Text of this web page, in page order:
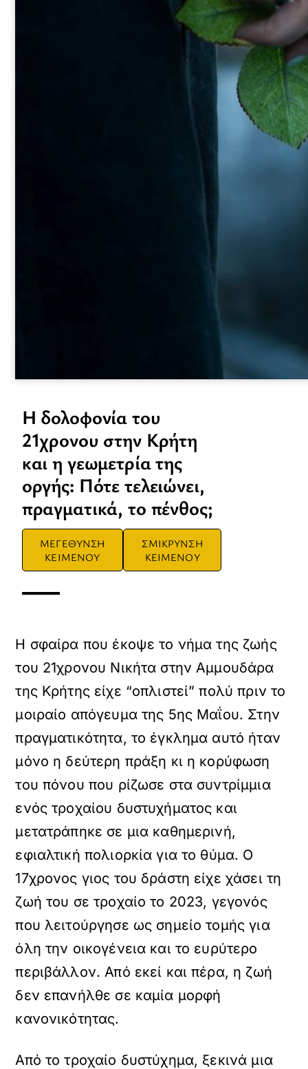
H δολοφονία του
21χρονου στην Κρήτη
και η γεωμετρία της
οργής: Πότε τελειώνει,
πραγματικά, το πένθος;
ΜΕΓΕΘΥΝΣΗ
ΚΕΙΜΕΝΟΥ
ΣΜΙΚΡΥΝΣΗ
ΚΕΙΜΕΝΟΥ
Η σφαίρα που έκοψε το νήμα της ζωής
του 21χρονου Νικήτα στην Αμμουδάρα
της Κρήτης είχε “οπλιστεί” πολύ πριν το
μοιραίο απόγευμα της 5ης Μαΐου. Στην
πραγματικότητα, το έγκλημα αυτό ήταν
μόνο η δεύτερη πράξη κι η κορύφωση
του πόνου που ρίζωσε στα συντρίμμια
ενός τροχαίου δυστυχήματος και
μετατράπηκε σε μια καθημερινή,
εφιαλτική πολιορκία για το θύμα. Ο
17χρονος γιος του δράστη είχε χάσει τη
ζωή του σε τροχαίο το 2023, γεγονός
που λειτούργησε ως σημείο τομής για
όλη την οικογένεια και το ευρύτερο
περιβάλλον. Από εκεί και πέρα, η ζωή
δεν επανήλθε σε καμία μορφή
κανονικότητας.
Από το τροχαίο δυστύχημα, ξεκινά μια